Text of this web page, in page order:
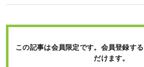
この記事は会員限定です。会員登録す
だけます。